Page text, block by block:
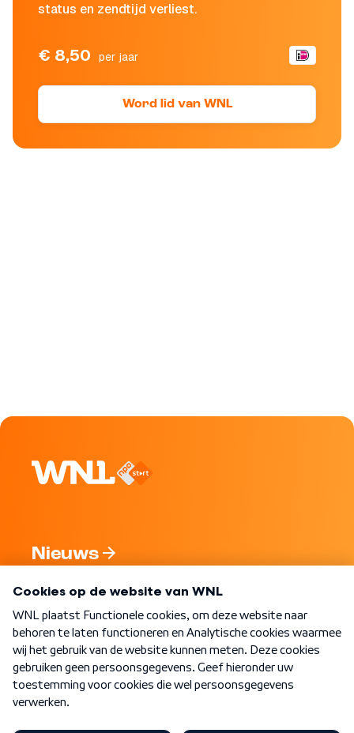
status en zendtijd verliest.
€ 8,50 per jaar
Word lid van WNL
Nieuws
Nieuwsbrief
Word Lid